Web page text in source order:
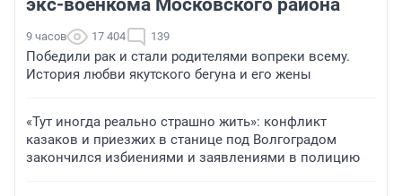
экс-военкома Московского района
9 часов 17 404 139
Победили рак и стали родителями вопреки всему.
История любви якутского бегуна и его жены
«Тут иногда реально страшно жить»: конфликт
казаков и приезжих в станице под Волгоградом
закончился избиениями и заявлениями в полицию